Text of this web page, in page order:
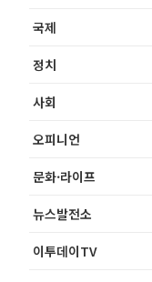
국제
정치
사회
오피니언
문화·라이프
뉴스발전소
이투데이TV